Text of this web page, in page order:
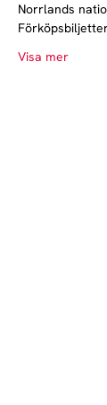
Norrlands
Visa mer